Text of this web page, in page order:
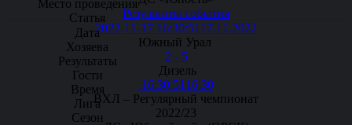
Результаты события
2022-11-17 16:30:51 17.11.2022
Южный Урал
2 - 5
Дизель
16:30:51 16:30
ВХЛ – Регулярный чемпионат
2022/23